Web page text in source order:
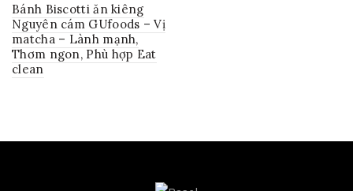
Bánh Biscotti ăn kiêng
Nguyên cám GUfoods – Vị
matcha – Lành mạnh,
Thơm ngon, Phù hợp Eat
clean